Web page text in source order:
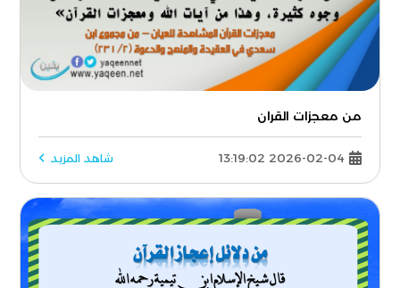
من معجزات القران
2026-02-04 13:19:02 شاهد المزيد